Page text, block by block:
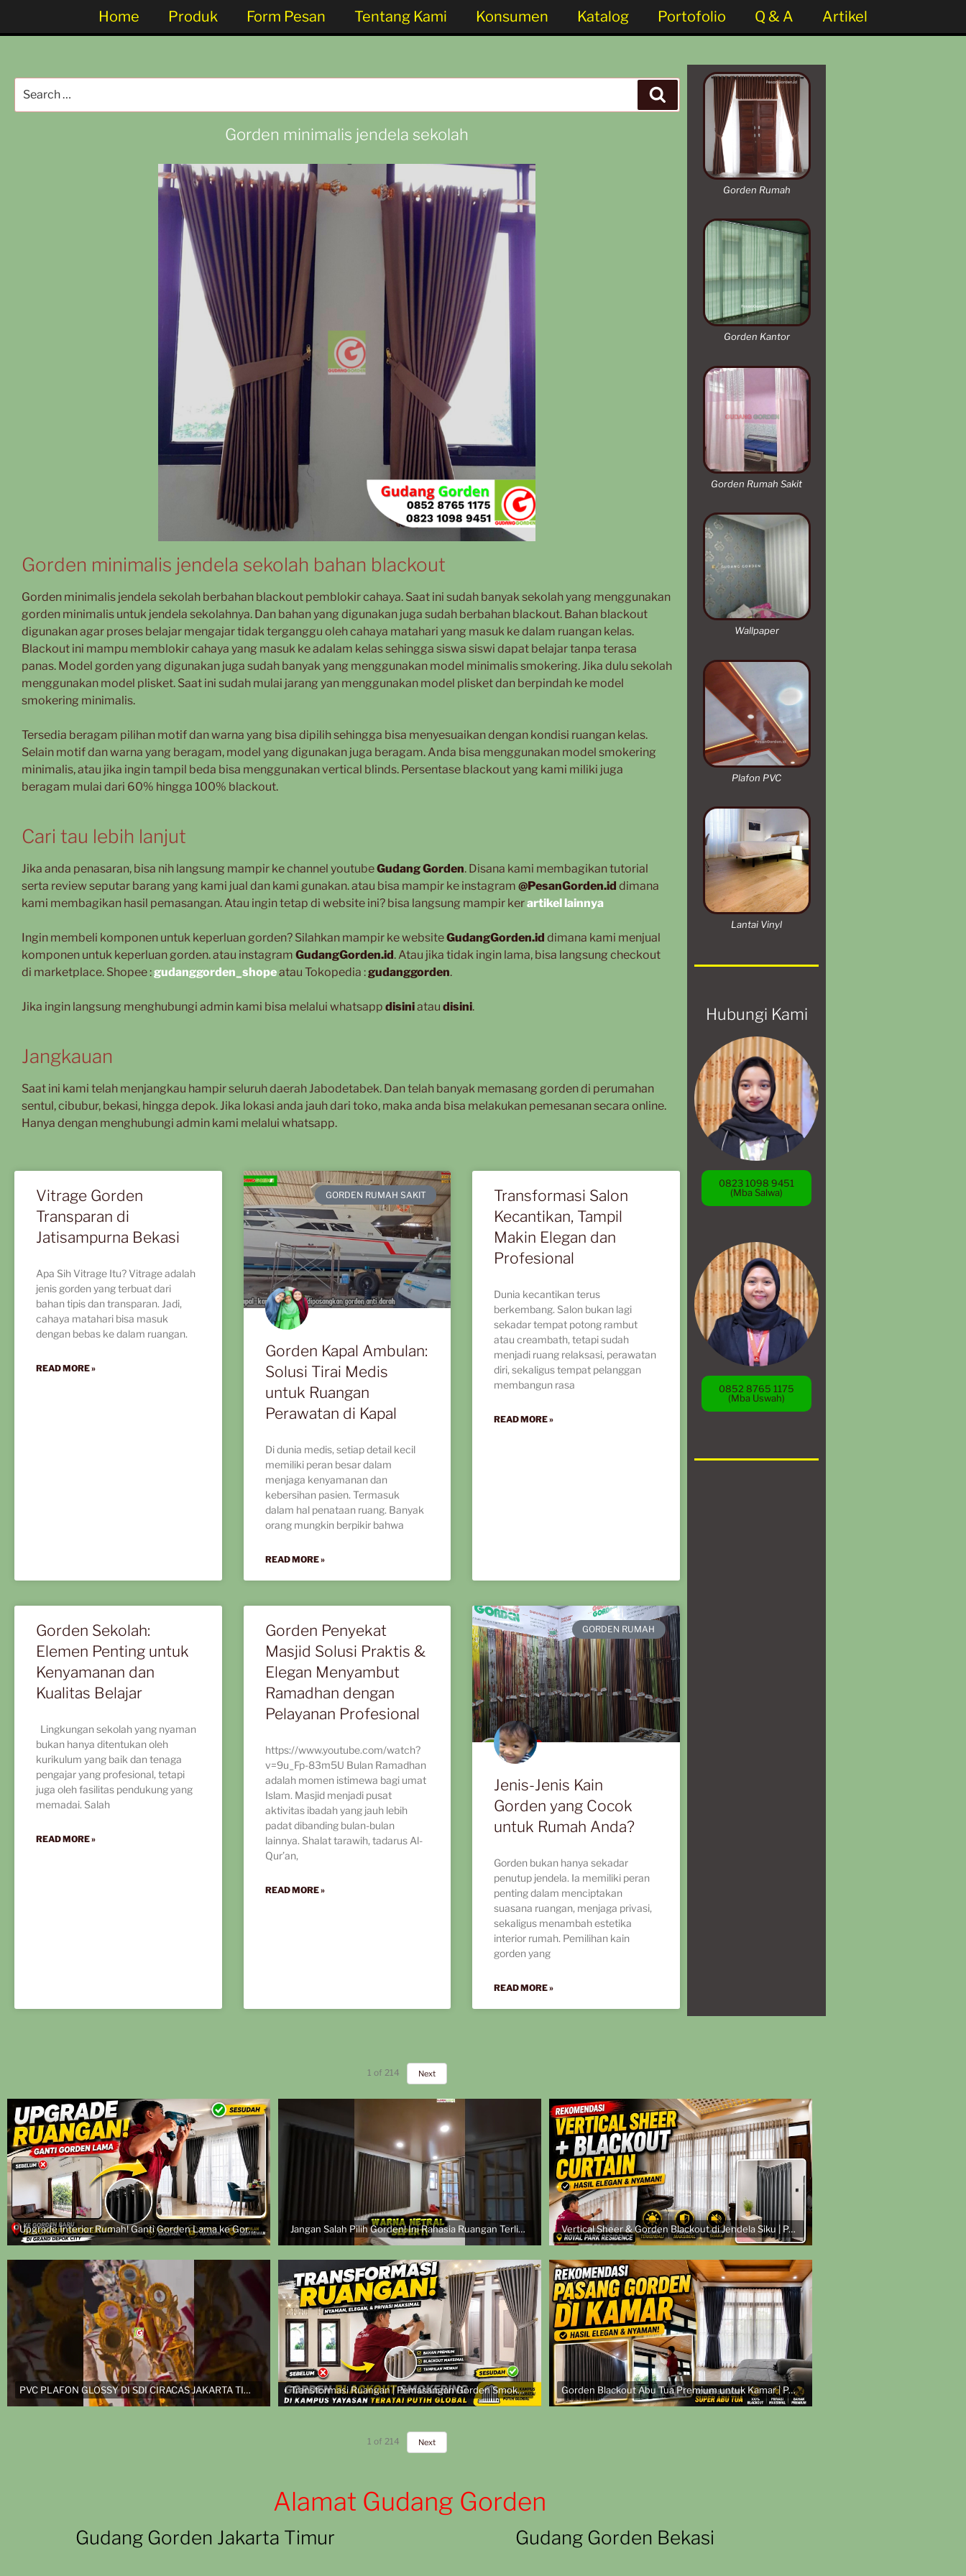
Home Produk Form Pesan Tentang Kami Konsumen Katalog Portofolio Q & A Artikel
Gorden minimalis jendela sekolah
Gorden minimalis jendela sekolah bahan blackout
Gorden minimalis jendela sekolah berbahan blackout pemblokir cahaya. Saat ini sudah banyak sekolah yang menggunakan
gorden minimalis untuk jendela sekolahnya. Dan bahan yang digunakan juga sudah berbahan blackout. Bahan blackout
digunakan agar proses belajar mengajar tidak terganggu oleh cahaya matahari yang masuk ke dalam ruangan kelas.
Blackout ini mampu memblokir cahaya yang masuk ke adalam kelas sehingga siswa siswi dapat belajar tanpa terasa
panas. Model gorden yang digunakan juga sudah banyak yang menggunakan model minimalis smokering. Jika dulu sekolah
menggunakan model plisket. Saat ini sudah mulai jarang yan menggunakan model plisket dan berpindah ke model
smokering minimalis.
Tersedia beragam pilihan motif dan warna yang bisa dipilih sehingga bisa menyesuaikan dengan kondisi ruangan kelas.
Selain motif dan warna yang beragam, model yang digunakan juga beragam. Anda bisa menggunakan model smokering
minimalis, atau jika ingin tampil beda bisa menggunakan vertical blinds. Persentase blackout yang kami miliki juga
beragam mulai dari 60% hingga 100% blackout.
Cari tau lebih lanjut
Jika anda penasaran, bisa nih langsung mampir ke channel youtubeGudang Gorden. Disana kami membagikan tutorial
serta review seputar barang yang kami jual dan kami gunakan. atau bisa mampir ke instagram @PesanGorden.id dimana
kami membagikan hasil pemasangan. Atau ingin tetap di website ini? bisa langsung mampir kerartikel lainnya
Ingin membeli komponen untuk keperluan gorden? Silahkan mampir ke websiteGudangGorden.id dimana kami menjual
komponen untuk keperluan gorden. atau instagram GudangGorden.id . Atau jika tidak ingin lama, bisa langsung checkout
di marketplace. Shopee :gudanggorden_shopeatau Tokopedia :gudanggorden.
Jika ingin langsung menghubungi admin kami bisa melalui whatsapp disiniatau disini.
Jangkauan
Saat ini kami telah menjangkau hampir seluruh daerah Jabodetabek. Dan telah banyak memasang gorden di perumahan
sentul, cibubur, bekasi, hingga depok. Jika lokasi anda jauh dari toko, maka anda bisa melakukan pemesanan secara online.
Hanya dengan menghubungi admin kami melalui whatsapp.
Vitrage Gorden
Transparan di
Jatisampurna Bekasi
Apa Sih Vitrage Itu? Vitrage adalah
jenis gorden yang terbuat dari
bahan tipis dan transparan. Jadi,
cahaya matahari bisa masuk
dengan bebas ke dalam ruangan.
READ MORE »
GORDEN RUMAH SAKIT
Gorden Kapal Ambulan:
Solusi Tirai Medis
untuk Ruangan
Perawatan di Kapal
Di dunia medis, setiap detail kecil
memiliki peran besar dalam
menjaga kenyamanan dan
kebersihan pasien. Termasuk
dalam hal penataan ruang. Banyak
orang mungkin berpikir bahwa
READ MORE »
Transformasi Salon
Kecantikan, Tampil
Makin Elegan dan
Profesional
Dunia kecantikan terus
berkembang. Salon bukan lagi
sekadar tempat potong rambut
atau creambath, tetapi sudah
menjadi ruang relaksasi, perawatan
diri, sekaligus tempat pelanggan
membangun rasa
READ MORE »
Gorden Sekolah:
Elemen Penting untuk
Kenyamanan dan
Kualitas Belajar
Lingkungan sekolah yang nyaman
bukan hanya ditentukan oleh
kurikulum yang baik dan tenaga
pengajar yang profesional, tetapi
juga oleh fasilitas pendukung yang
memadai. Salah
READ MORE »
Gorden Penyekat
Masjid Solusi Praktis &
Elegan Menyambut
Ramadhan dengan
Pelayanan Profesional
https://www.youtube.com/watch?
v=9u_Fp-83m5U Bulan Ramadhan
adalah momen istimewa bagi umat
Islam. Masjid menjadi pusat
aktivitas ibadah yang jauh lebih
padat dibanding bulan-bulan
lainnya. Shalat tarawih, tadarus Al-
Qur’an,
READ MORE »
GORDEN RUMAH
Jenis-Jenis Kain
Gorden yang Cocok
untuk Rumah Anda?
Gorden bukan hanya sekadar
penutup jendela. Ia memiliki peran
penting dalam menciptakan
suasana ruangan, menjaga privasi,
sekaligus menambah estetika
interior rumah. Pemilihan kain
gorden yang
READ MORE »
Gorden Rumah
Gorden Kantor
Gorden Rumah Sakit
Wallpaper
Plafon PVC
Lantai Vinyl
Hubungi Kami
0823 1098 9451
(Mba Salwa)
0852 8765 1175
(Mba Uswah)
1 of 214 Next
Upgrade Interior Rumah! Ganti Gorden Lama ke Gorden Blackout Smokering | Pasang di Grand Depok City Jangan Salah Pilih Gorden! Ini Rahasia Ruangan Terlihat Mahal Vertical Sheer & Gorden Blackout di Jendela Siku | Pemasangan di Royal Park Residence
PVC PLAFON GLOSSY DI SDI CIRACAS JAKARTA TIMUR Transformasi Ruangan | Pemasangan Gorden Smokering Coklat di Kampus Yayasan Teratai Putih Global Gorden Blackout Abu Tua Premium untuk Kamar | Pemasangan di Komplek TNI AL
1 of 214 Next
Alamat Gudang Gorden
Gudang Gorden Jakarta Timur Gudang Gorden Bekasi